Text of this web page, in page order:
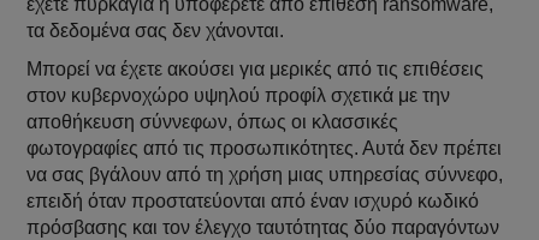
έχετε πυρκαγιά ή υποφέρετε από επίθεση ransomware,
τα δεδομένα σας δεν χάνονται.
Μπορεί να έχετε ακούσει για μερικές από τις επιθέσεις
στον κυβερνοχώρο υψηλού προφίλ σχετικά με την
αποθήκευση σύννεφων, όπως οι κλασσικές
φωτογραφίες από τις προσωπικότητες. Αυτά δεν πρέπει
να σας βγάλουν από τη χρήση μιας υπηρεσίας σύννεφο,
επειδή όταν προστατεύονται από έναν ισχυρό κωδικό
πρόσβασης και τον έλεγχο ταυτότητας δύο παραγόντων